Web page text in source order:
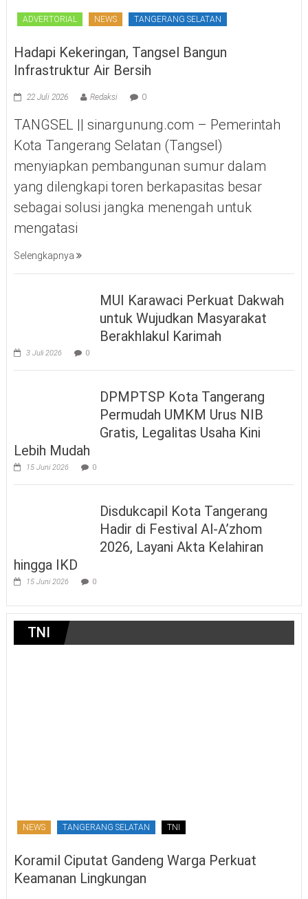
ADVERTORIAL NEWS TANGERANG SELATAN
Hadapi Kekeringan, Tangsel Bangun
Infrastruktur Air Bersih
22 Juli 2026 Redaksi 0
TANGSEL || sinargunung.com – Pemerintah
Kota Tangerang Selatan (Tangsel)
menyiapkan pembangunan sumur dalam
yang dilengkapi toren berkapasitas besar
sebagai solusi jangka menengah untuk
mengatasi
Selengkapnya
MUI Karawaci Perkuat Dakwah
untuk Wujudkan Masyarakat
Berakhlakul Karimah
3 Juli 2026 0
DPMPTSP Kota Tangerang
Permudah UMKM Urus NIB
Gratis, Legalitas Usaha Kini
Lebih Mudah
15 Juni 2026 0
Disdukcapil Kota Tangerang
Hadir di Festival Al-A’zhom
2026, Layani Akta Kelahiran
hingga IKD
15 Juni 2026 0
TNI
NEWS TANGERANG SELATAN TNI
Koramil Ciputat Gandeng Warga Perkuat
Keamanan Lingkungan